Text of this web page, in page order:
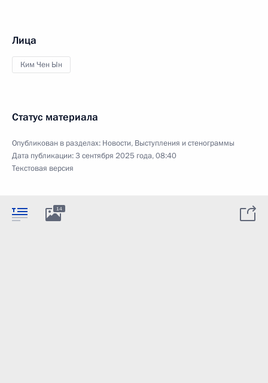
Лица
Ким Чен Ын
Статус материала
Опубликован в разделах: Новости, Выступления и стенограммы
Дата публикации:3 сентября 2025 года, 08:40
Текстовая версия
14